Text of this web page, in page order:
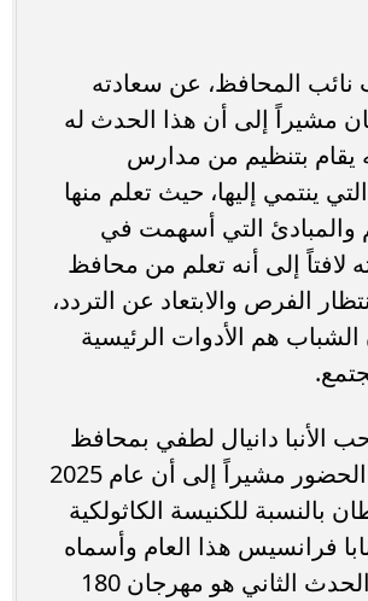
نائب المحافظ، عن سعادته
مشيراً إلى أن هذا الحدث له
يقام بتنظيم من مدارس
ينتمي إليها، حيث تعلم منها
والمبادئ التي أسهمت في
إلى أنه تعلم من محافظ
الفرص والابتعاد عن التردد،
الشباب هم الأدوات الرئيسية
الأنبا دانيال لطفي بمحافظ
أسيوط وجميع الحضور مشيراً إلى أن عام 2025
بالنسبة للكنيسة الكاثولكية
فرانسيس هذا العام وأسماه
عام "الرجاء" والحدث الثاني هو مهرجان 180